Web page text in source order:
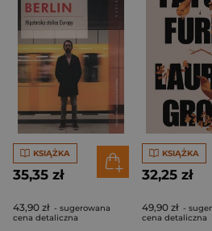
KSIĄŻKA
35,35 zł
43,90 zł - sugerowana
cena detaliczna
KSIĄŻKA
32,25 zł
49,90 zł -
cena detaliczna